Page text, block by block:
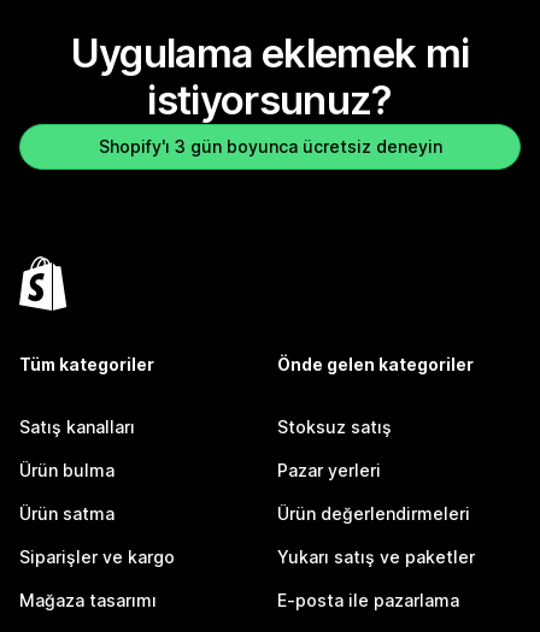
Uygulama eklemek mi
istiyorsunuz?
Shopify'ı 3 gün boyunca ücretsiz deneyin
Tüm kategoriler
Satış kanalları
Ürün bulma
Ürün satma
Siparişler ve kargo
Mağaza tasarımı
Önde gelen kategoriler
Stoksuz satış
Pazar yerleri
Ürün değerlendirmeleri
Yukarı satış ve paketler
E-posta ile pazarlama